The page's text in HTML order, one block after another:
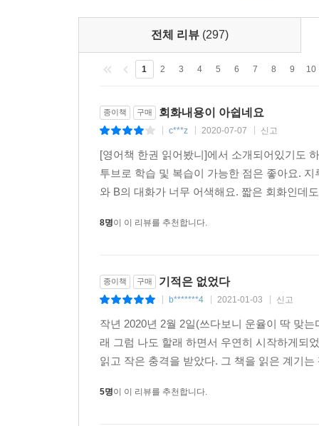
전체 리뷰 (297)
1 2 3 4 5 6 7 8 9 10
종이책 구매 회화내용이 아쉽네요
c***z 2020-07-07 신고
[영어책 한권 읽어봤니]에서 소개되어있기도
투브로 학습 및 복습이 가능한 점은 좋아요.
와 B의 대화가 너무 어색해요. 짧은 회화인데
8명이 이 리뷰를 추천합니다.
종이책 구매 기적은 없었다
b*******4 2021-01-03 신고
작년 2020년 2월 2일(쓰다보니 운율이 딱 맞
래 그럼 나도 할래 하면서 우연히 시작하게되
읽고 작은 충격을 받았다. 그 책을 읽은 계기
5명이 이 리뷰를 추천합니다.